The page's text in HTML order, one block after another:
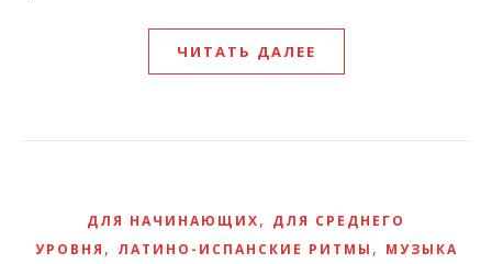
ЧИТАТЬ ДАЛЕЕ
ДЛЯ НАЧИНАЮЩИХ, ДЛЯ СРЕДНЕГО
УРОВНЯ , ЛАТИНО-ИСПАНСКИЕ РИТМЫ , МУЗЫКА